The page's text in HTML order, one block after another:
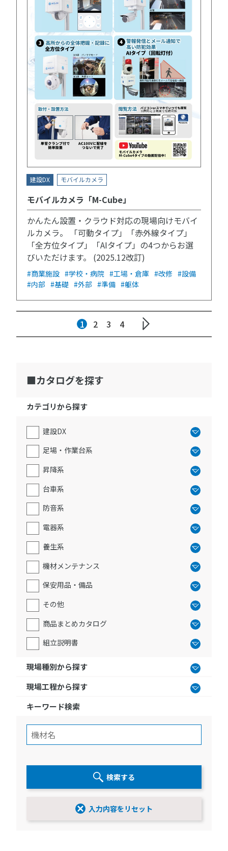
建設DX モバイルカメラ
モバイルカメラ「M-Cube」
かんたん設置・クラウド対応の現場向けモバイ
ルカメラ。 「可動タイプ」「赤外線タイプ」
「全方位タイプ」「AIタイプ」の4つからお選
びいただけます。 (2025.12改訂)
#商業施設 #学校・病院 #工場・倉庫 #改修 #設備
#内部 #基礎 #外部 #準備 #躯体
1 2 3 4
カタログを探す
カテゴリから探す
建設DX
足場・作業台系
昇降系
台車系
防音系
電器系
養生系
機材メンテナンス
保安用品・備品
その他
商品まとめカタログ
組立説明書
現場種別から探す
現場工程から探す
キーワード検索
検索する
入力内容をリセット